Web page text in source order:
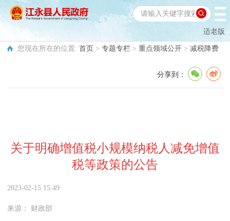
适老版
您现在所在的位置: 首页 > 专题专栏 > 重点领域公开 > 减税降费
分享到：
关于明确增值税小规模纳税人减免增值
税等政策的公告
2023-02-15 15:49
来源： 财政部